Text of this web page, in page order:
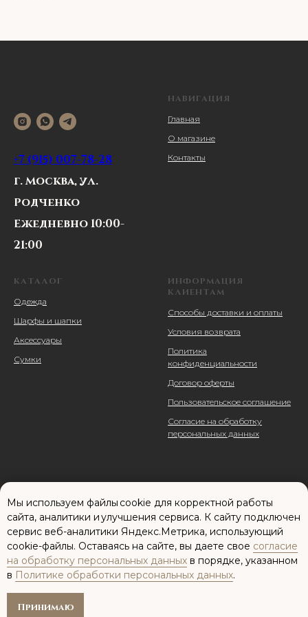
Мы используем файлы cookie для корректной работы
сайта, аналитики и улучшения сервиса. К cайту подключен
сервис веб-аналитики Яндекс.Метрика, использующий
cookie-файлы. Оставаясь на сайте, вы даете свое согласие
на обработку персональных данных в порядке, указанном
в Политике обработки персональных данных.
Принимаю
+7 (915) 007-78-28
г. Москва, ул.
Родченко
Ежедневно 10:00-
21:00
НАВИГАЦИЯ
Главная
О магазине
Контакты
КАТАЛОГ
Одежда
Шарфы и шапки
Аксессуары
Сумки
ИНФОРМАЦИЯ
КЛИЕНТАМ
Способы доставки и оплаты
Условия возврата
Политика
конфиденциальности
Договор оферты
Пользовательское соглашение
Согласие на обработку
персональных данных
Сайт разработан: Елена Паненкова